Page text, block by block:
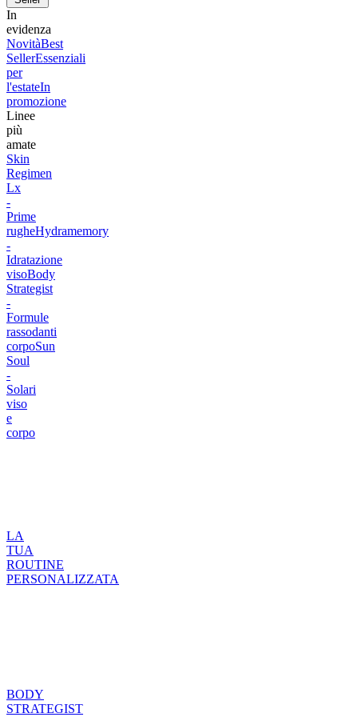
In
evidenza
NovitàBest
SellerEssenziali
per
l'estateIn
promozione
Linee
più
amate
Skin
Regimen
Lx
-
Prime
rugheHydramemory
-
Idratazione
visoBody
Strategist
-
Formule
rassodanti
corpoSun
Soul
-
Solari
viso
e
corpo
LA
TUA
ROUTINE
PERSONALIZZATA
BODY
STRATEGIST